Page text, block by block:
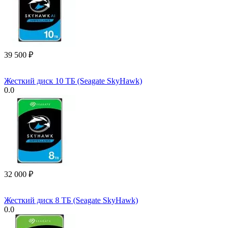
39 500 ₽
Жесткий диск 10 ТБ (Seagate SkyHawk)
0.0
32 000 ₽
Жесткий диск 8 ТБ (Seagate SkyHawk)
0.0